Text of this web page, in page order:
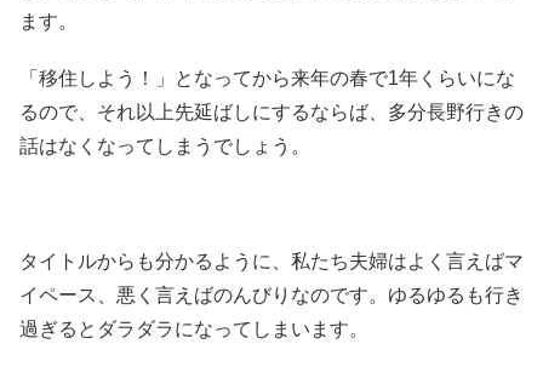
ます。
「移住しよう！」となってから来年の春で1年くらいにな
るので、それ以上先延ばしにするならば、多分長野行きの
話はなくなってしまうでしょう。
タイトルからも分かるように、私たち夫婦はよく言えばマ
イペース、悪く言えばのんびりなのです。ゆるゆるも行き
過ぎるとダラダラになってしまいます。